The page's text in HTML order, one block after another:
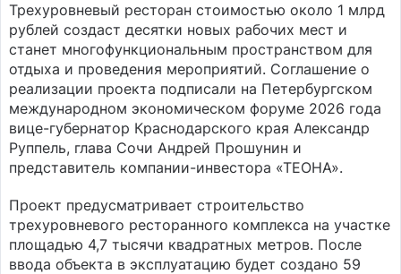
Трехуровневый ресторан стоимостью около 1 млрд
рублей создаст десятки новых рабочих мест и
станет многофункциональным пространством для
отдыха и проведения мероприятий. Соглашение о
реализации проекта подписали на Петербургском
международном экономическом форуме 2026 года
вице-губернатор Краснодарского края Александр
Руппель, глава Сочи Андрей Прошунин и
представитель компании-инвестора «ТЕОНА».
Проект предусматривает строительство
трехуровневого ресторанного комплекса на участке
площадью 4,7 тысячи квадратных метров. После
ввода объекта в эксплуатацию будет создано 59